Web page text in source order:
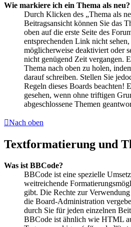
Wie markiere ich ein Thema als neu?
Durch Klicken des „Thema als
Beitragsansicht können Sie das
oben auf die erste Seite des
entsprechenden Link nicht
möglicherweise deaktiviert oder
nicht genügend Zeit vergangen.
Thema nach oben zu holen,
darauf schreiben. Stellen Sie
Regeln dieses Boards beachten!
gesehen, wenn ohne triftigen
abgeschlossene Themen
Nach oben
Textformatierung und
Was ist BBCode?
BBCode ist eine spezielle
weitreichende
gibt. Die Rechte zur
die Board-Administration
durch Sie für jeden einzelnen
BBCode ist ähnlich wie HTML